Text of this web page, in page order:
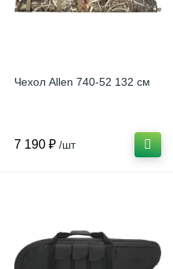
Чехол Allen 740-52 132 см
7 190 ₽ /шт